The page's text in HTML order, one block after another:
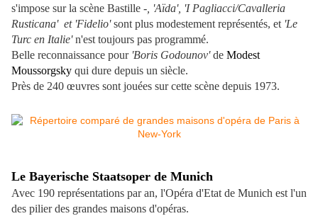
s'impose sur la scène Bastille - , 'Aïda', 'I Pagliacci/Cavalleria
Rusticana' et 'Fidelio'sont plus modestement représentés, et 'Le
Turc en Italie'n'est toujours pas programmé.
Belle reconnaissance pour 'Boris Godounov'de Modest
Moussorgsky qui dure depuis un siècle.
Près de 240 œuvres sont jouées sur cette scène depuis 1973.
Le Bayerische Staatsoper de Munich
Avec 190 représentations par an, l'Opéra d'Etat de Munich est l'un
des pilier des grandes maisons d'opéras.